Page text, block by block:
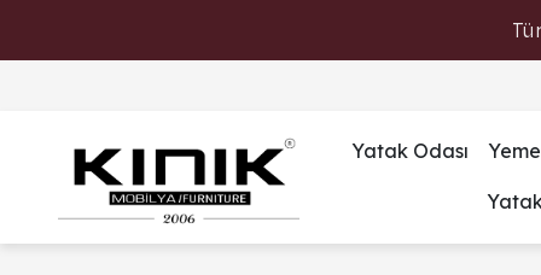
Yatak Odası